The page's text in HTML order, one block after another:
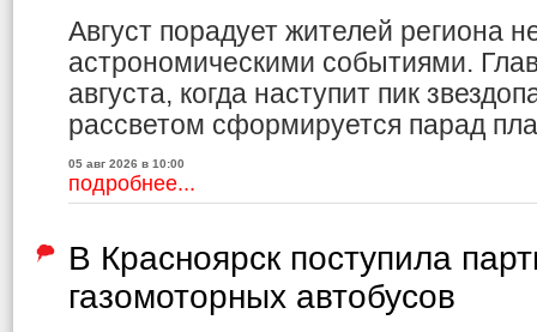
Август порадует жителей региона
астрономическими событиями.
августа, когда наступит пик
рассветом сформируется парад
05 авг 2026 в 10:00
подробнее...
В Красноярск поступила
газомоторных автобусов